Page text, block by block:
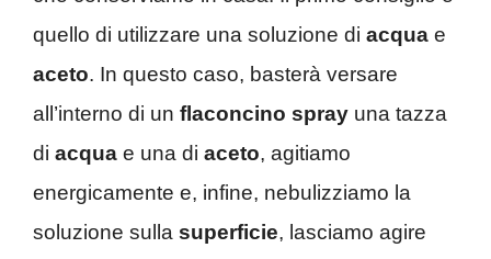
quello di utilizzare una soluzione di acqua e
aceto. In questo caso, basterà versare
all’interno di un flaconcino spray una tazza
di acqua e una di aceto, agitiamo
energicamente e, infine, nebulizziamo la
soluzione sulla superficie, lasciamo agire